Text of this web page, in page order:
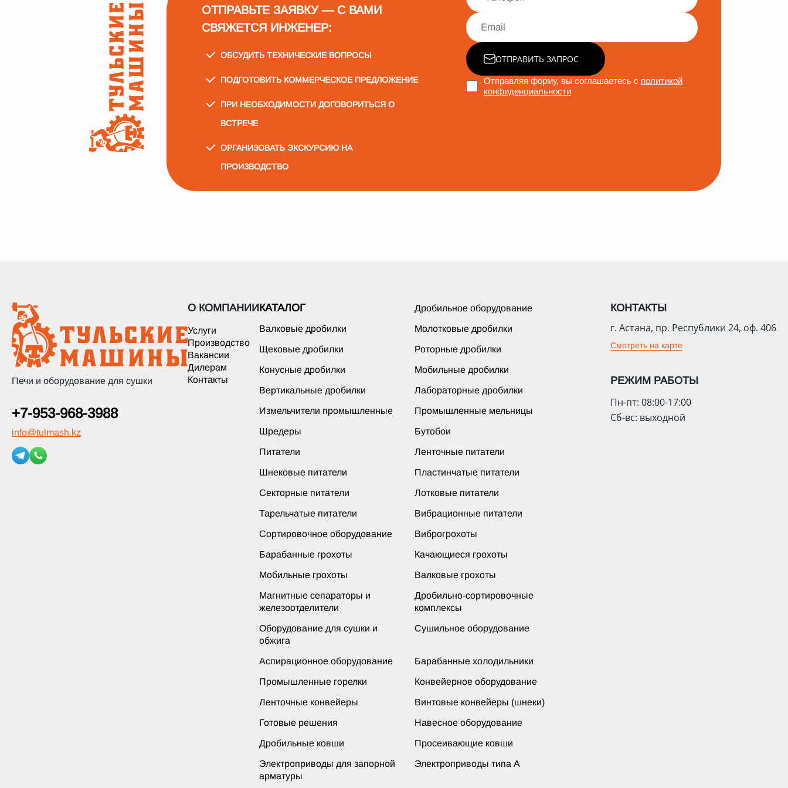
ОТПРАВЬТЕ ЗАЯВКУ — С ВАМИ
СВЯЖЕТСЯ ИНЖЕНЕР:
ОБСУДИТЬ ТЕХНИЧЕСКИЕ ВОПРОСЫ
ПОДГОТОВИТЬ КОММЕРЧЕСКОЕ ПРЕДЛОЖЕНИЕ
ПРИ НЕОБХОДИМОСТИ ДОГОВОРИТЬСЯ О
ВСТРЕЧЕ
ОРГАНИЗОВАТЬ ЭКСКУРСИЮ НА
ПРОИЗВОДСТВО
ОТПРАВИТЬ ЗАПРОС
Отправляя форму, вы соглашаетесь с политикой
конфиденциальности
Печи и оборудование для сушки
+7-953-968-3988
info@tulmash.kz
О КОМПАНИИ
Услуги
Производство
Вакансии
Дилерам
Контакты
КАТАЛОГ Дробильное оборудование
Валковые дробилки Молотковые дробилки
Щековые дробилки Роторные дробилки
Конусные дробилки Мобильные дробилки
Вертикальные дробилки Лабораторные дробилки
Измельчители промышленные Промышленные мельницы
Шредеры Бутобои
Питатели Ленточные питатели
Шнековые питатели Пластинчатые питатели
Секторные питатели Лотковые питатели
Тарельчатые питатели Вибрационные питатели
Сортировочное оборудование Виброгрохоты
Барабанные грохоты Качающиеся грохоты
Мобильные грохоты Валковые грохоты
Магнитные сепараторы и
железоотделители
Дробильно-сортировочные
комплексы
Оборудование для сушки и
обжига
Сушильное оборудование
Аспирационное оборудование Барабанные холодильники
Промышленные горелки Конвейерное оборудование
Ленточные конвейеры Винтовые конвейеры (шнеки)
Готовые решения Навесное оборудование
Дробильные ковши Просеивающие ковши
Электроприводы для запорной
арматуры
Электроприводы типа А
КОНТАКТЫ
г. Астана, пр. Республики 24, оф. 406
Смотреть на карте
РЕЖИМ РАБОТЫ
Пн-пт: 08:00-17:00
Сб-вс: выходной